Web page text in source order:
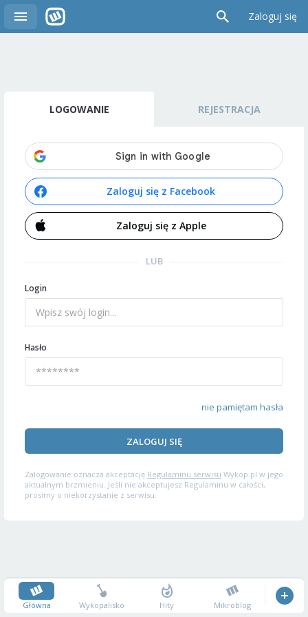
Zaloguj się
LOGOWANIE REJESTRACJA
Zaloguj się z Facebook
Zaloguj się z Apple
LUB
Login
Hasło
nie pamiętam hasła
ZALOGUJ SIĘ
Zalogowanie oznacza akceptację Regulaminu serwisu Wykop.pl w jego
aktualnym brzmieniu. Jeśli nie akceptujesz Regulaminu w całości,
prosimy o niekorzystanie z serwisu.
Główna Wykopalisko Hity Mikroblog